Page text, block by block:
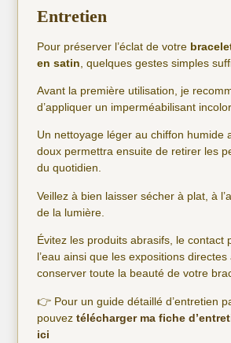
Entretien
Pour préserver l’éclat de votre
en satin , quelques gestes simples
Avant la première utilisation, je
d’appliquer un imperméabilisant
Un nettoyage léger au chiffon humide
doux permettra ensuite de retirer les
du quotidien.
Veillez à bien laisser sécher à plat, à
de la lumière.
Évitez les produits abrasifs, le contact
l’eau ainsi que les expositions
conserver toute la beauté de votre
👉 Pour un guide détaillé d’entretien
pouveztélécharger ma fiche
ici